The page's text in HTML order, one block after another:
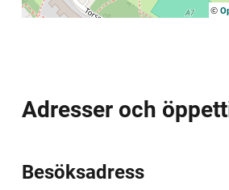
©
Adresser och
Besöksadress